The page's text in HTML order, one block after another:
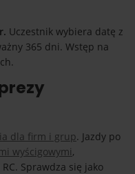
Uczestnik wybiera datę z
365 dni. Wstęp na
dla firm i grup. Jazdy po
wyścigowymi,
Sprawdza się jako